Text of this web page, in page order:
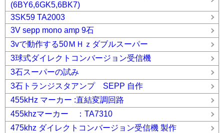
(6BY6,6GK5,6BK7)
3SK59 TA2003
3V sepp mono amp 9石
3vで動作する50ＭＨｚダブルスーパー
3球式ダイレクトコンバージョン受信機
3石スーパーの試み
3石トランジスタアンプ SEPP 自作
455kHz マーカー :直結変調回路
455khzマーカー ：TA7310
475khz ダイレクトコンバージョン受信機 製作